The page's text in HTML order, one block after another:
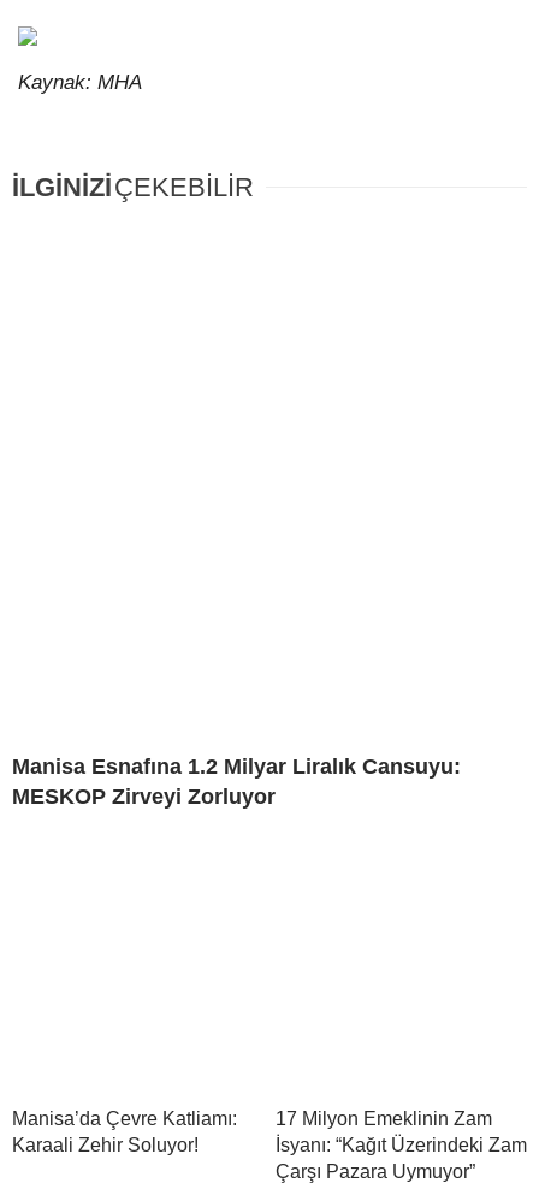
Kaynak: MHA
İLGİNİZİÇEKEBİLİR
Manisa Esnafına 1.2 Milyar Liralık Cansuyu:
MESKOP Zirveyi Zorluyor
Manisa’da Çevre Katliamı:
Karaali Zehir Soluyor!
17 Milyon Emeklinin Zam
İsyanı: “Kağıt Üzerindeki Zam
Çarşı Pazara Uymuyor”